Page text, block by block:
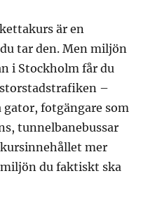
är en
tar den. Men miljön
i Stockholm får du
–
fotgängare som
tunnelbanebussar
mer
du faktiskt ska